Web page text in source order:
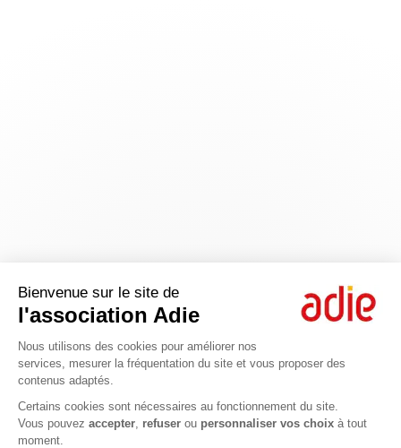
Bienvenue sur le site de
l'association Adie
Nous utilisons des cookies pour améliorer nos
services, mesurer la fréquentation du site et vous proposer des
contenus adaptés.
Certains cookies sont nécessaires au fonctionnement du site.
Vous pouvez accepter refuser ou personnaliser vos choix à tout
moment.
Axeptio consent